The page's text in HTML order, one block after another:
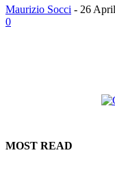
Maurizio Socci - 26
0
MOST READ